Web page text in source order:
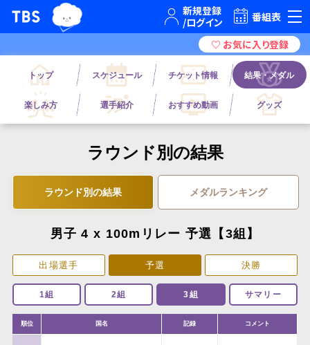
TBSテレビ｜ときめくときを。 番組表
トップ スケジュール チケット情報 結果・メダル
楽しみ方 選手紹介 おすすめ動画 グッズ
ラウンド別の結果
ラウンド別の結果 メダルランキング
男子 4 x 100mリレー 予選【3組】
出場選手 予選 決勝
1組 2組 3組 サマリー
順位 国名 記録 コメント